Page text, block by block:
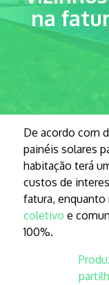
na
De acordo com
painéis solares
habitação terá
custos de
fatura,
coletivo e
100%.